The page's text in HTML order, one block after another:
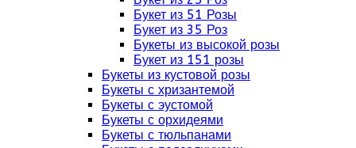
Букет из 51 Розы
Букет из 35 Роз
Букеты из высокой розы
Букет из 151 розы
Букеты из кустовой розы
Букеты с хризантемой
Букеты с эустомой
Букеты с орхидеями
Букеты с тюльпанами